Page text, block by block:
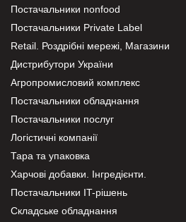
Постачальники nonfood
Постачальники Private Label
Retail. Роздрібні мережі, Магазини
Дистрибутори України
Агропромисловий комплекс
Постачальники обладнання
Постачальники послуг
Логістичні компанії
Тара та упаковка
Харчові добавки. Інгредієнти.
Постачальники IT-рішень
Складське обладнання